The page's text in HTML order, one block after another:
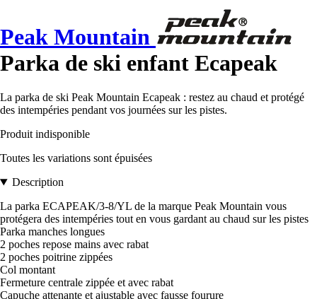
Peak Mountain
Parka de ski enfant Ecapeak
La parka de ski Peak Mountain Ecapeak : restez au chaud et protégé
des intempéries pendant vos journées sur les pistes.
Produit indisponible
Toutes les variations sont épuisées
Description
La parka ECAPEAK/3-8/YL de la marque Peak Mountain vous
protégera des intempéries tout en vous gardant au chaud sur les pistes
Parka manches longues
2 poches repose mains avec rabat
2 poches poitrine zippées
Col montant
Fermeture centrale zippée et avec rabat
Capuche attenante et ajustable avec fausse fourure